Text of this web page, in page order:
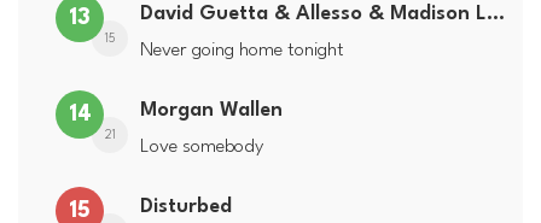
13
15
David Guetta & Allesso & Madison Love
Never going home tonight
14
21
Morgan Wallen
Love somebody
15 Disturbed